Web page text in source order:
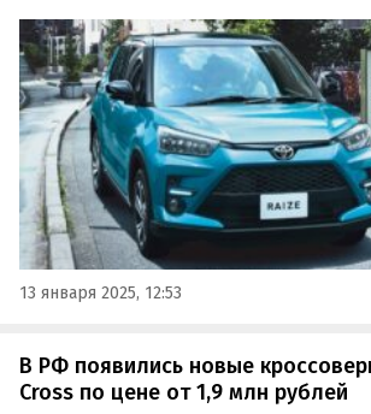
Raize, представленный на многих
Восточной Азии.
13 января 2025, 12:53
В РФ появились новые
Cross по цене от 1,9 млн рублей